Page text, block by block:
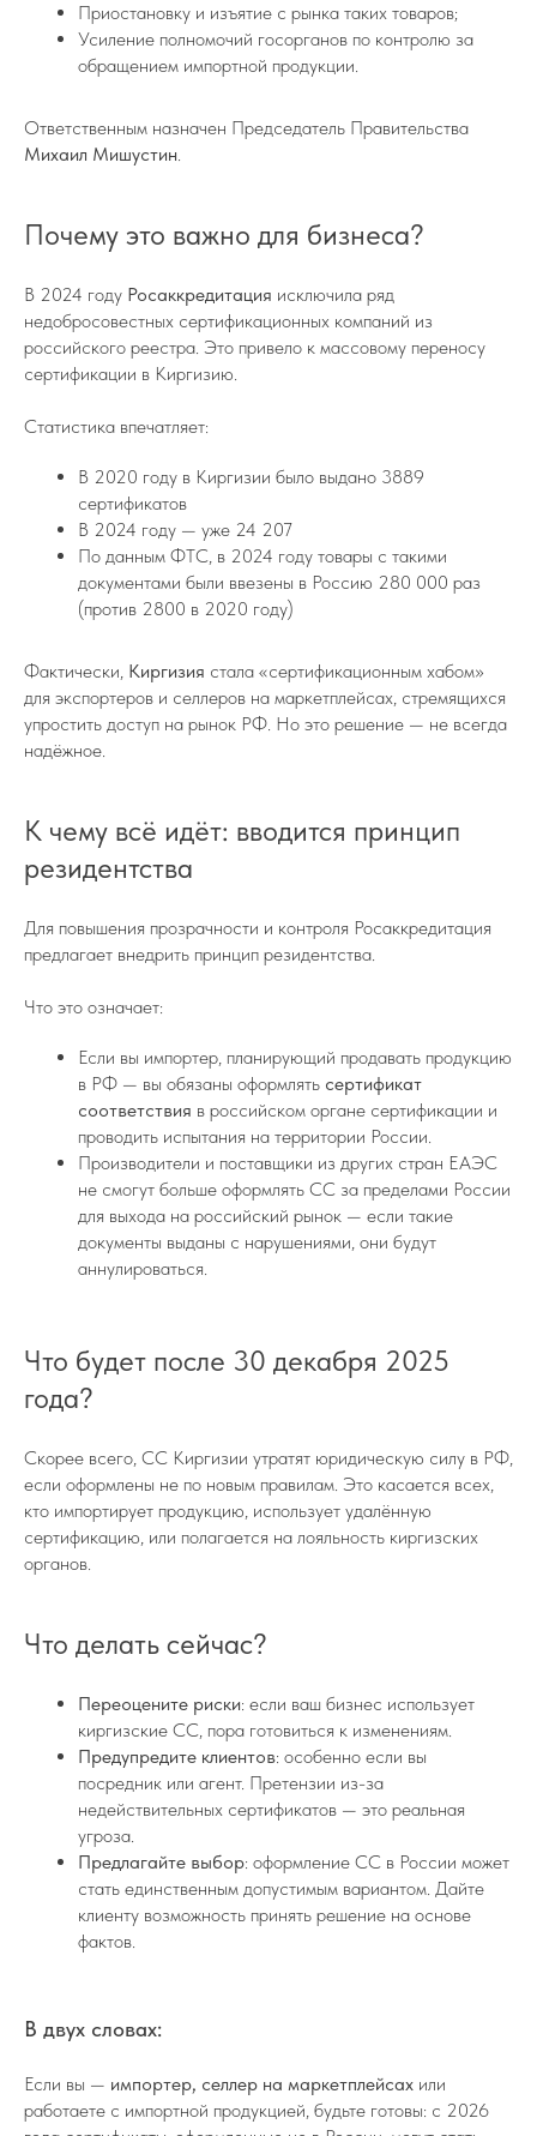
Приостановку и изъятие с рынка таких товаров;
Усиление полномочий госорганов по контролю за
обращением импортной продукции.
Ответственным назначен Председатель Правительства
Михаил Мишустин.
Почему это важно для бизнеса?
В 2024 году Росаккредитация исключила ряд
недобросовестных сертификационных компаний из
российского реестра. Это привело к массовому переносу
сертификации в Киргизию.
Статистика впечатляет:
В 2020 году в Киргизии было выдано 3889
сертификатов
В 2024 году — уже 24 207
По данным ФТС, в 2024 году товары с такими
документами были ввезены в Россию 280 000 раз
(против 2800 в 2020 году)
Фактически, Киргизия стала «сертификационным хабом»
для экспортеров и селлеров на маркетплейсах, стремящихся
упростить доступ на рынок РФ. Но это решение — не всегда
надёжное.
К чему всё идёт: вводится принцип
резидентства
Для повышения прозрачности и контроля Росаккредитация
предлагает внедрить принцип резидентства.
Что это означает:
Если вы импортер, планирующий продавать продукцию
в РФ — вы обязаны оформлять сертификат
соответствия в российском органе сертификации и
проводить испытания на территории России.
Производители и поставщики из других стран ЕАЭС
не смогут больше оформлять СС за пределами России
для выхода на российский рынок — если такие
документы выданы с нарушениями, они будут
аннулироваться.
Что будет после 30 декабря 2025
года?
Скорее всего, СС Киргизии утратят юридическую силу в РФ,
если оформлены не по новым правилам. Это касается всех,
кто импортирует продукцию, использует удалённую
сертификацию, или полагается на лояльность киргизских
органов.
Что делать сейчас?
Переоцените риски: если ваш бизнес использует
киргизские СС, пора готовиться к изменениям.
Предупредите клиентов: особенно если вы
посредник или агент. Претензии из-за
недействительных сертификатов — это реальная
угроза.
Предлагайте выбор: оформление СС в России может
стать единственным допустимым вариантом. Дайте
клиенту возможность принять решение на основе
фактов.
В двух словах:
Если вы — импортер, селлер на маркетплейсах или
работаете с импортной продукцией, будьте готовы: с 2026